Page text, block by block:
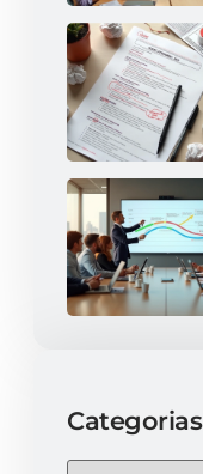
Categorias